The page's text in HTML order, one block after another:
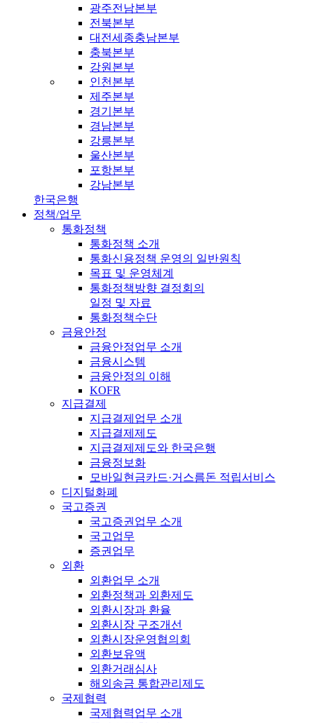
광주전남본부
전북본부
대전세종충남본부
충북본부
강원본부
인천본부
제주본부
경기본부
경남본부
강릉본부
울산본부
포항본부
강남본부
한국은행
정책/업무
통화정책
통화정책 소개
통화신용정책 운영의 일반원칙
목표 및 운영체계
통화정책방향 결정회의
일정 및 자료
통화정책수단
금융안정
금융안정업무 소개
금융시스템
금융안정의 이해
KOFR
지급결제
지급결제업무 소개
지급결제제도
지급결제제도와 한국은행
금융정보화
모바일현금카드·거스름돈 적립서비스
디지털화폐
국고증권
국고증권업무 소개
국고업무
증권업무
외환
외환업무 소개
외환정책과 외환제도
외환시장과 환율
외환시장 구조개선
외환시장운영협의회
외환보유액
외환거래심사
해외송금 통합관리제도
국제협력
국제협력업무 소개